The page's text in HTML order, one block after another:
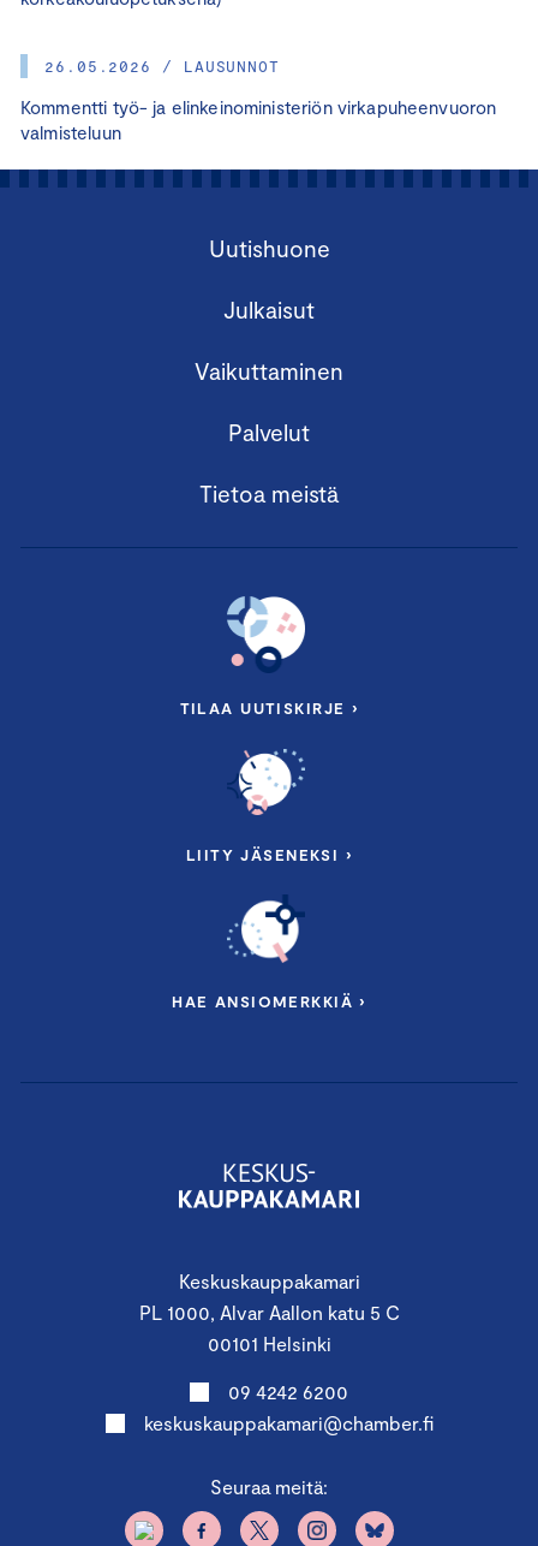
26.05.2026 / LAUSUNNOT
Kommentti työ- ja elinkeinoministeriön virkapuheenvuoron
valmisteluun
Keskuskauppakamari
PL 1000, Alvar Aallon katu 5 C
00101 Helsinki
09 4242 6200
keskuskauppakamari@chamber.fi
Seuraa meitä:
Uutishuone
Julkaisut
Vaikuttaminen
Palvelut
Tietoa meistä
TILAA UUTISKIRJE ›
LIITY JÄSENEKSI ›
HAE ANSIOMERKKIÄ ›